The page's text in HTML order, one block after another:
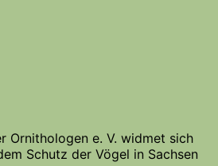
Ornithologen e. V. widmet sich
Schutz der Vögel in Sachsen